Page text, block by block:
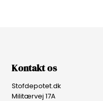
Kontakt os
Stofdepotet.dk
Militærvej 17A